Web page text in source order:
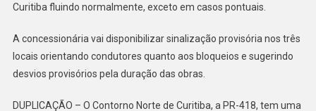
Curitiba fluindo normalmente, exceto em casos pontuais.
A concessionária vai disponibilizar sinalização provisória nos três
locais orientando condutores quanto aos bloqueios e sugerindo
desvios provisórios pela duração das obras.
DUPLICAÇÃO – O Contorno Norte de Curitiba, a PR-418, tem uma